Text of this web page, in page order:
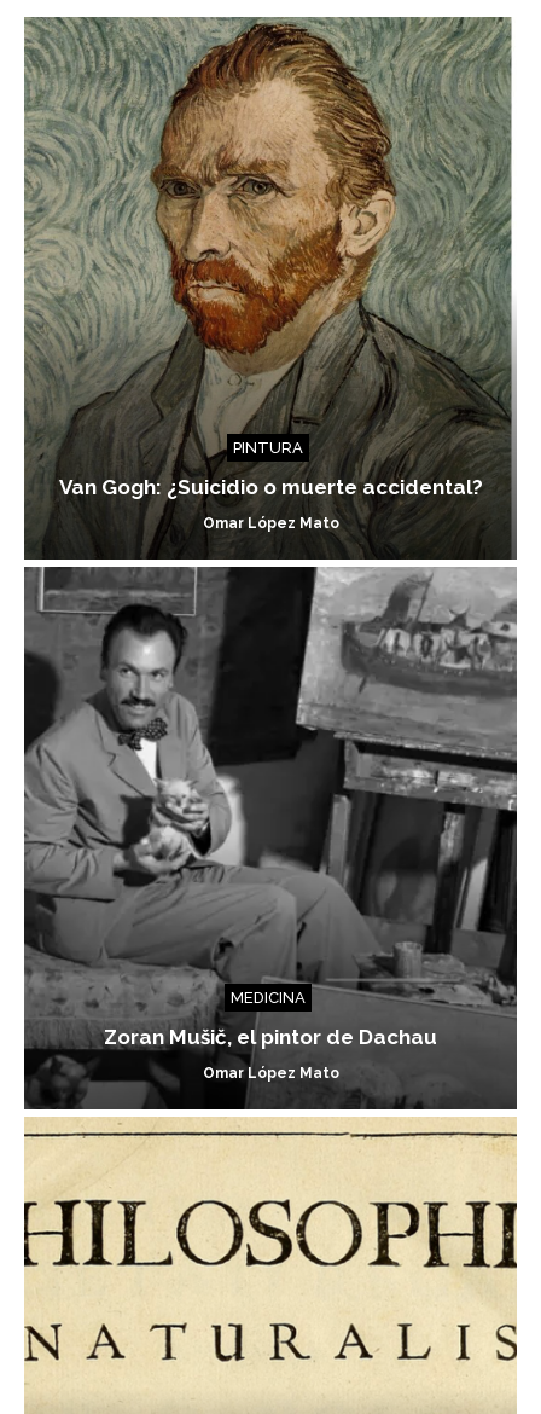
PINTURA
Van Gogh: ¿Suicidio o muerte accidental?
Omar López Mato
MEDICINA
Zoran Mušič, el pintor de Dachau
Omar López Mato